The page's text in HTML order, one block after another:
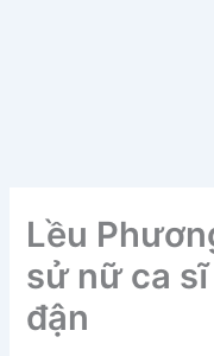
Lều
sử nữ ca
đận